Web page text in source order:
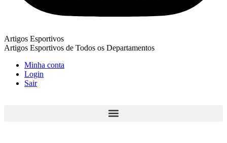
Artigos Esportivos
Artigos Esportivos de Todos os Departamentos
Minha conta
Login
Sair